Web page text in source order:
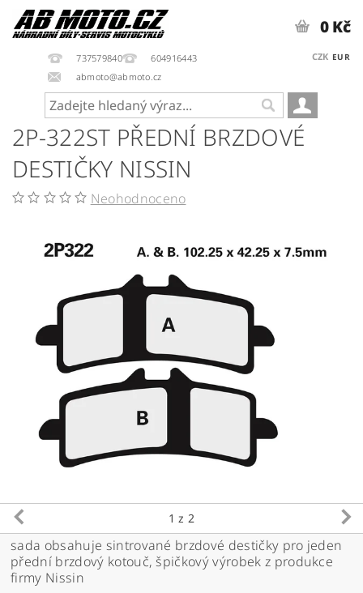
737579840
604916443
abmoto@abmoto.cz
CZK EUR
0 Kč
2P-322ST PŘEDNÍ BRZDOVÉ
DESTIČKY NISSIN
Neohodnoceno
1 z 2
sada obsahuje sintrované brzdové destičky pro jeden
přední brzdový kotouč, špičkový výrobek z produkce
firmy Nissin